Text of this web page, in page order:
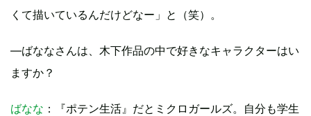
くて描いているんだけどなー」と（笑）。
―ばななさんは、木下作品の中で好きなキャラクターはい
ますか？
ばなな ：『ポテン生活』だとミクロガールズ。自分も学生